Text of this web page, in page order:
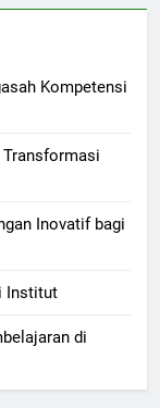
Kompetensi
Inovatif bagi
Institut
di